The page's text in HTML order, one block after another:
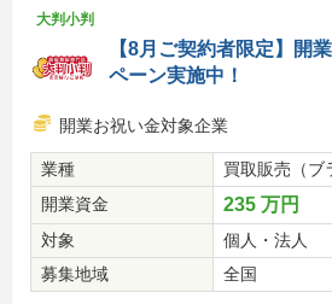
大判小判
【8月ご契約者限定】開
ペーン実施中！
開業お祝い金対象企業
業種
買取販売（ブ
開業資金
235 万円
対象
個人・法人
募集地域
全国